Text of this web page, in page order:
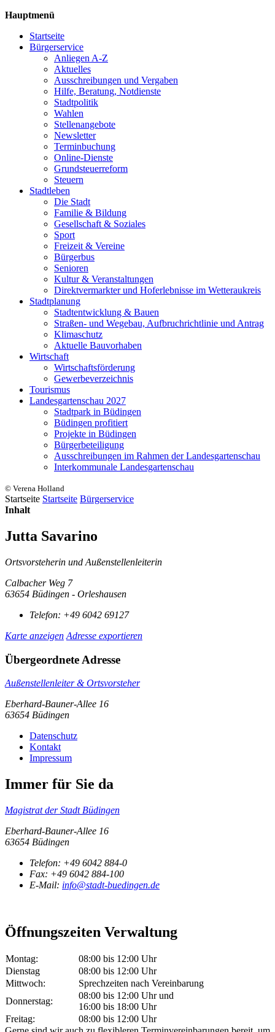
Hauptmenü
Startseite
Bürgerservice
Anliegen A-Z
Aktuelles
Ausschreibungen und Vergaben
Hilfe, Beratung, Notdienste
Stadtpolitik
Wahlen
Stellenangebote
Newsletter
Terminbuchung
Online-Dienste
Grundsteuerreform
Steuern
Stadtleben
Die Stadt
Familie & Bildung
Gesellschaft & Soziales
Sport
Freizeit & Vereine
Bürgerbus
Senioren
Kultur & Veranstaltungen
Direktvermarkter und Hoferlebnisse im Wetteraukreis
Stadtplanung
Stadtentwicklung & Bauen
Straßen- und Wegebau, Aufbruchrichtlinie und Antrag
Klimaschutz
Aktuelle Bauvorhaben
Wirtschaft
Wirtschaftsförderung
Gewerbeverzeichnis
Tourismus
Landesgartenschau 2027
Stadtpark in Büdingen
Büdingen profitiert
Projekte in Büdingen
Bürgerbeteiligung
Ausschreibungen im Rahmen der Landesgartenschau
Interkommunale Landesgartenschau
© Verena Holland
Startseite Startseite Bürgerservice
Inhalt
Jutta Savarino
Ortsvorsteherin und Außenstellenleiterin
Calbacher Weg 7
63654 Büdingen - Orleshausen
Telefon: +49 6042 69127
Karte anzeigen Adresse exportieren
Übergeordnete Adresse
Außenstellenleiter & Ortsvorsteher
Eberhard-Bauner-Allee 16
63654 Büdingen
Datenschutz
Kontakt
Impressum
Immer für Sie da
Magistrat der Stadt Büdingen
Eberhard-Bauner-Allee 16
63654 Büdingen
Telefon: +49 6042 884-0
Fax: +49 6042 884-100
E-Mail: info@stadt-buedingen.de
Öffnungszeiten Verwaltung
Montag:
08:00 bis 12:00 Uhr
Dienstag
08:00 bis 12:00 Uhr
Mittwoch:
Sprechzeiten nach Vereinbarung
Donnerstag:
08:00 bis 12:00 Uhr und
16:00 bis 18:00 Uhr
Freitag:
08:00 bis 12:00 Uhr